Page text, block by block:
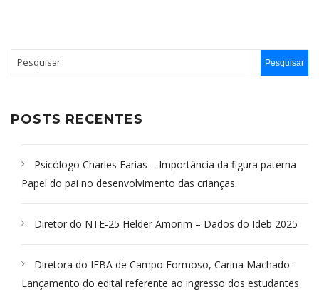
POSTS RECENTES
Psicólogo Charles Farias – Importância da figura paterna
Papel do pai no desenvolvimento das crianças.
Diretor do NTE-25 Helder Amorim – Dados do Ideb 2025
Diretora do IFBA de Campo Formoso, Carina Machado-
Lançamento do edital referente ao ingresso dos estudantes